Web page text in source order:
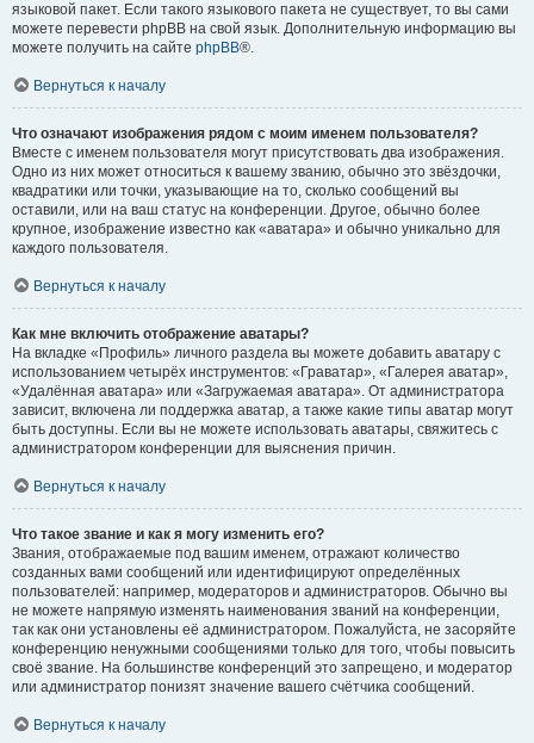
языковой пакет. Если такого языкового пакета не существует, то вы сами
можете перевести phpBB на свой язык. Дополнительную информацию вы
можете получить на сайте phpBB®.
Вернуться к началу
Что означают изображения рядом с моим именем пользователя?
Вместе с именем пользователя могут присутствовать два изображения.
Одно из них может относиться к вашему званию, обычно это звёздочки,
квадратики или точки, указывающие на то, сколько сообщений вы
оставили, или на ваш статус на конференции. Другое, обычно более
крупное, изображение известно как «аватара» и обычно уникально для
каждого пользователя.
Вернуться к началу
Как мне включить отображение аватары?
На вкладке «Профиль» личного раздела вы можете добавить аватару с
использованием четырёх инструментов: «Граватар», «Галерея аватар»,
«Удалённая аватара» или «Загружаемая аватара». От администратора
зависит, включена ли поддержка аватар, а также какие типы аватар могут
быть доступны. Если вы не можете использовать аватары, свяжитесь с
администратором конференции для выяснения причин.
Вернуться к началу
Что такое звание и как я могу изменить его?
Звания, отображаемые под вашим именем, отражают количество
созданных вами сообщений или идентифицируют определённых
пользователей: например, модераторов и администраторов. Обычно вы
не можете напрямую изменять наименования званий на конференции,
так как они установлены её администратором. Пожалуйста, не засоряйте
конференцию ненужными сообщениями только для того, чтобы повысить
своё звание. На большинстве конференций это запрещено, и модератор
или администратор понизят значение вашего счётчика сообщений.
Вернуться к началу